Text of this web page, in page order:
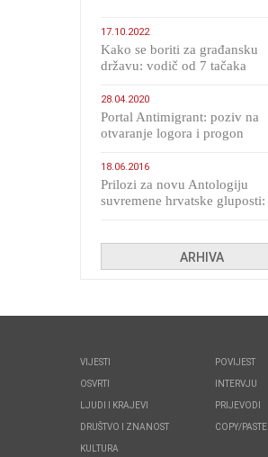
17.10.2022
Kako se boriti za građansku
državu: vodič od 7 tačaka
28.04.2020
Portal Antimigrant: poziv na
otvaranje logora i progon
18.06.2016
Prilozi za novu Antologiju
suvremene hrvatske gluposti:
ARHIVA
VIJESTI
OSVRTI
LJUDI I KRAJEVI
DRUŠTVO I ZNANOST
KULTURA
POVIJEST
INTERVJU
PRIJEVODI
COPY/PASTE